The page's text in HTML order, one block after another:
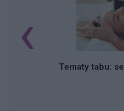
Tematy tabu:
‹